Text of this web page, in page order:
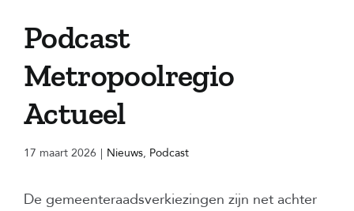
Podcast
Metropoolregio
Actueel
17 maart 2026 | Nieuws, Podcast
De gemeenteraadsverkiezingen zijn net achter